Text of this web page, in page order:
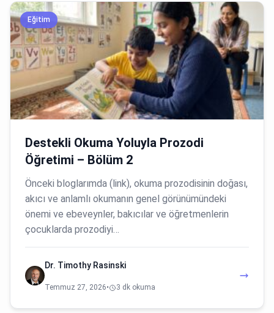
Eğitim
Destekli Okuma Yoluyla Prozodi
Öğretimi – Bölüm 2
Önceki bloglarımda (link), okuma prozodisinin doğası,
akıcı ve anlamlı okumanın genel görünümündeki
önemi ve ebeveynler, bakıcılar ve öğretmenlerin
çocuklarda prozodiyi…
Dr. Timothy Rasinski
Temmuz 27, 2026• 3 dk okuma